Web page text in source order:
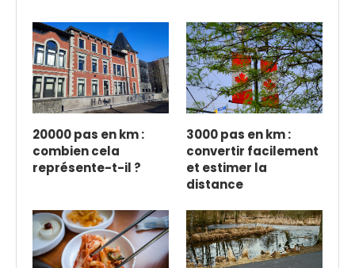
20000 pas en km :
combien cela
représente-t-il ?
3000 pas en km :
convertir facilement
et estimer la
distance